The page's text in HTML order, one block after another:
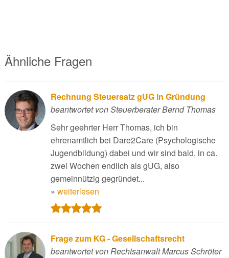
Ähnliche Fragen
Rechnung Steuersatz gUG in Gründung
beantwortet von Steuerberater Bernd Thomas
Sehr geehrter Herr Thomas, ich bin
ehrenamtlich bei Dare2Care (Psychologische
Jugendbildung) dabei und wir sind bald, in ca.
zwei Wochen endlich als gUG, also
gemeinnützig gegründet...
» weiterlesen
Frage zum KG - Gesellschaftsrecht
beantwortet von Rechtsanwalt Marcus Schröter